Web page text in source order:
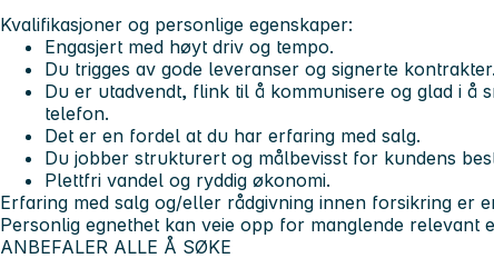
Kvalifikasjoner og personlige egenskaper:
Engasjert med høyt driv og tempo.
Du trigges av gode leveranser og signerte kontrakter.
Du er utadvendt, flink til å kommunisere og glad i å
telefon.
Det er en fordel at du har erfaring med salg.
Du jobber strukturert og målbevisst for kundens
Plettfri vandel og ryddig økonomi.
Erfaring med salg og/eller rådgivning innen forsikring er
Personlig egnethet kan veie opp for manglende relevant
ANBEFALER ALLE Å SØKE